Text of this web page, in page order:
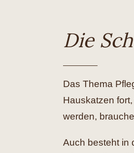
Die
Das Thema
Hauskatzen
werden,
Auch besteht in